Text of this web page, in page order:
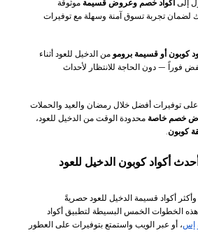
إلى أكواد خصم وعروض قسيمة موثوقة
لضمان تجربة تسوق آمنة وسهلة مع توفيرات
كوبون أو قسيمة برومو من الدخيل للعود أثناء
فوراً — دون الحاجة للانتظار لأحداث
توفيرات أفضل خلال رمضان والعيد والحملات
خصم خاصة محدودة الوقت من الدخيل للعود،
كوبون
أكواد كوبون الدخيل للعود
أكواد قسيمة الدخيل للعود حصريةً
الخطوات الخمس البسيطة لتطبيق أكواد
إس، أو عبر الويب واستمتع بتوفيرات على العطور